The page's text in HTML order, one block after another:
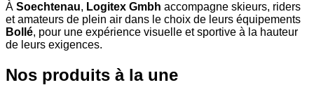
À Soechtenau, Logitex Gmbh accompagne skieurs, riders
et amateurs de plein air dans le choix de leurs équipements
Bollé, pour une expérience visuelle et sportive à la hauteur
de leurs exigences.
Nos produits à la une